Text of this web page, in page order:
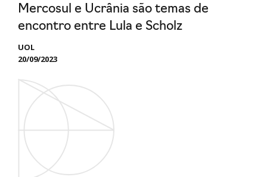
Mercosul e Ucrânia são temas de
encontro entre Lula e Scholz
UOL
20/09/2023